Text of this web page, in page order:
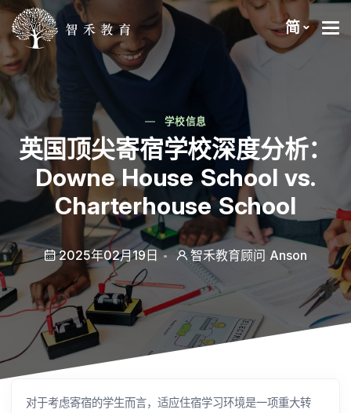
简
学校信息
英国顶尖寄宿学校深度分析：
Downe House School vs.
Charterhouse School
2025年02月19日 智禾教育顾问 Anson
对于考虑寄宿的学生而言，适应住宿学习环境是一项重大转